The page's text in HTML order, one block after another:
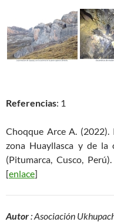
Referencias: 1
Choqque Arce A.
zona Huayllasca y de
(Pitumarca, Cusco, Perú).
[enlace]
Autor: Asociación